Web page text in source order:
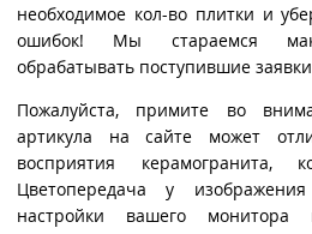
необходимое кол-во плитки и
ошибок! Мы стараемся
обрабатывать поступившие
Пожалуйста, примите во
артикула на сайте может
восприятия керамогранита,
Цветопередача у
настройки вашего монитора